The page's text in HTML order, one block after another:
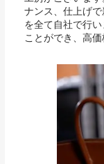
ナンス、仕上げ
を全て自社で行
ことができ、高